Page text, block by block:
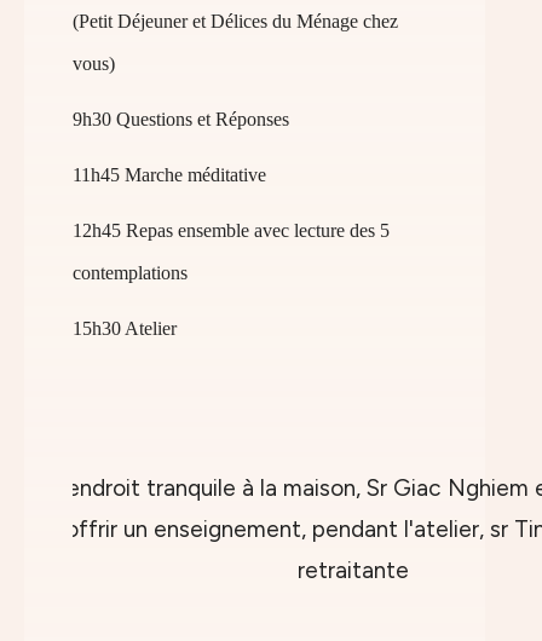
(Petit Déjeuner et Délices du Ménage chez
vous)
9h30 Questions et Réponses
11h45 Marche méditative
12h45 Repas ensemble avec lecture des 5
contemplations
15h30 Atelier